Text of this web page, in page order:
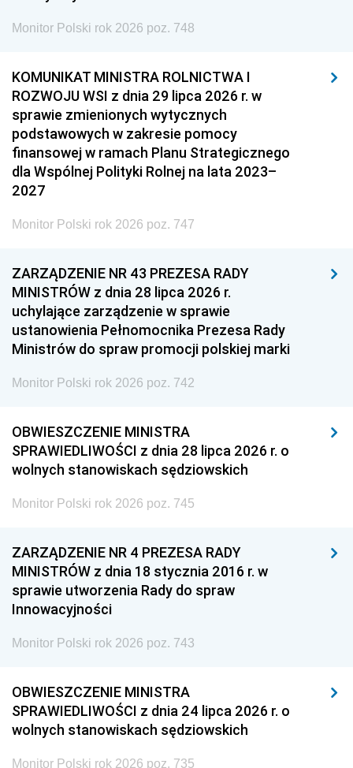
Monitor Polski rok 2026 poz. 748
KOMUNIKAT MINISTRA ROLNICTWA I
ROZWOJU WSI z dnia 29 lipca 2026 r. w
sprawie zmienionych wytycznych
podstawowych w zakresie pomocy
finansowej w ramach Planu Strategicznego
dla Wspólnej Polityki Rolnej na lata 2023–
2027
Monitor Polski rok 2026 poz. 747
ZARZĄDZENIE NR 43 PREZESA RADY
MINISTRÓW z dnia 28 lipca 2026 r.
uchylające zarządzenie w sprawie
ustanowienia Pełnomocnika Prezesa Rady
Ministrów do spraw promocji polskiej marki
Monitor Polski rok 2026 poz. 742
OBWIESZCZENIE MINISTRA
SPRAWIEDLIWOŚCI z dnia 28 lipca 2026 r. o
wolnych stanowiskach sędziowskich
Monitor Polski rok 2026 poz. 745
ZARZĄDZENIE NR 4 PREZESA RADY
MINISTRÓW z dnia 18 stycznia 2016 r. w
sprawie utworzenia Rady do spraw
Innowacyjności
Monitor Polski rok 2026 poz. 743
OBWIESZCZENIE MINISTRA
SPRAWIEDLIWOŚCI z dnia 24 lipca 2026 r. o
wolnych stanowiskach sędziowskich
Monitor Polski rok 2026 poz. 735